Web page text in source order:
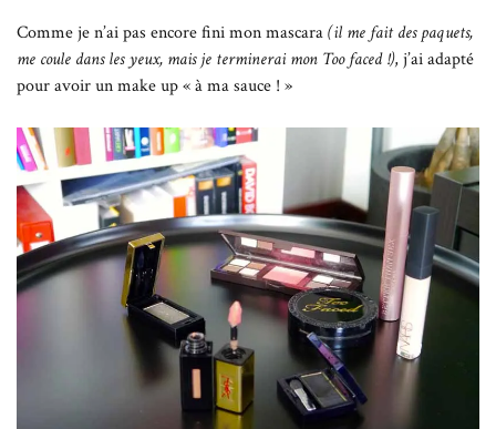
Comme je n’ai pas encore fini mon mascara(il me fait des paquets,
me coule dans les yeux, mais je terminerai mon Too faced !), j’ai adapté
pour avoir un make up « à ma sauce ! »